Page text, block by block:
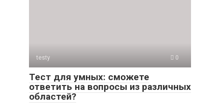
testy 0
Тест для умных: сможете
ответить на вопросы из различных
областей?